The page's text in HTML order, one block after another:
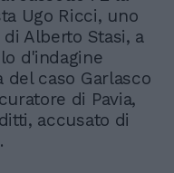
Ugo Ricci, uno
Alberto Stasi, a
d'indagine
caso Garlasco
di Pavia,
accusato di